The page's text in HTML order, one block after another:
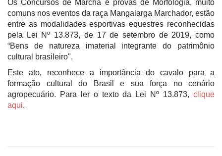
Os Concursos de Marcha e provas de Morfologia, muito
comuns nos eventos da raça Mangalarga Marchador, estão
entre as modalidades esportivas equestres reconhecidas
pela Lei Nº 13.873, de 17 de setembro de 2019, como
“Bens de natureza imaterial integrante do patrimônio
cultural brasileiro".
Este ato, reconhece a importância do cavalo para a
formação cultural do Brasil e sua força no cenário
agropecuário. Para ler o texto da Lei Nº 13.873, clique
aqui.